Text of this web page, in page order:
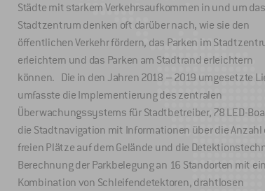
Städte mit starkem Verkehrsaufkommen in und um das
Stadtzentrum denken oft darüber nach, wie sie den
öffentlichen Verkehr fördern, das Parken im
erleichtern und das Parken am Stadtrand erleichtern
können. Die in den Jahren 2018 – 2019 umgesetzte
umfasste die Implementierung des zentralen
Überwachungssystems für Stadtbetreiber, 78 LED-
die Stadtnavigation mit Informationen über die Anzahl
freien Plätze auf dem Gelände und die
Berechnung der Parkbelegung an 16 Standorten mit
Kombination von Schleifendetektoren, drahtlosen